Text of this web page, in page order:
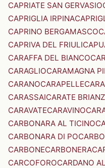
CAPRIATE SAN GERVASIO
CAPRIGLIA IRPINA
CAPRINO BERGAMASCO
CAPRIVA DEL FRIULI
CARAFFA DEL BIANCO
CARAGLIOCARAMAGNA
CARANOCARAPELLE
CARASSAICARATE
CARAVATECARAVINO
CARBONARA AL TICINO
CARBONARA DI PO
CARBONECARBONERA
CARCOFOROCARDANO